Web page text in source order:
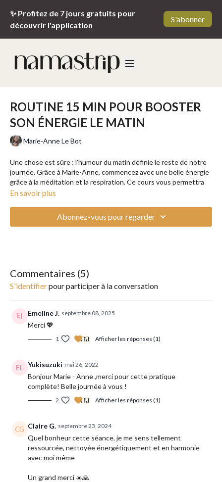
✨ Profitez de 7 jours gratuits pour
découvrir l'application
S'abonner
ROUTINE 15 MIN POUR BOOSTER
SON ÉNERGIE LE MATIN
Marie-Anne Le Bot
Une chose est sûre : l’humeur du matin définie le reste de notre
journée. Grâce à Marie-Anne, commencez avec une belle énergie
grâce à la méditation et la respiration. Ce cours vous permettra
de lâcher-prise tout en puisant au fond de vous de nouvelles
______________________
Conseil : n'hésitez pas à mettre votre playlist préférée en
En savoir plus
Abonnez-vous pour regarder
Commentaires (5)
S'identifierpour participer à la conversation
Emeline J. septembre 08, 2025
Merci 💖
1 Afficher les réponses (1)
Yukisuzuki mai 26, 2022
Bonjour Marie - Anne ,merci pour cette pratique
complète! Belle journée à vous !
2 Afficher les réponses (1)
Claire G. septembre 23, 2024
Quel bonheur cette séance, je me sens tellement
ressourcée, nettoyée énergétiquement et en harmonie
avec moi même
Un grand merci ☀️🙏